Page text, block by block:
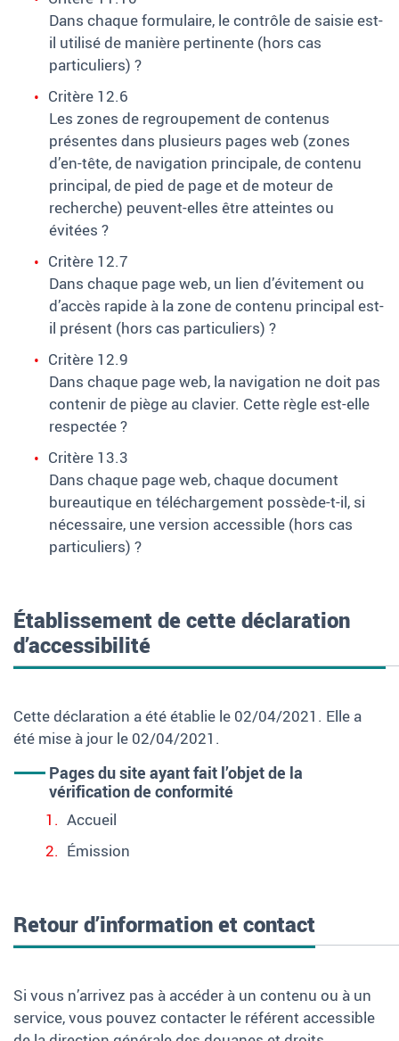
Dans chaque formulaire, le contrôle de saisie est-
il utilisé de manière pertinente (hors cas
particuliers) ?
Critère 12.6
Les zones de regroupement de contenus
présentes dans plusieurs pages web (zones
d’en-tête, de navigation principale, de contenu
principal, de pied de page et de moteur de
recherche) peuvent-elles être atteintes ou
évitées ?
Critère 12.7
Dans chaque page web, un lien d’évitement ou
d’accès rapide à la zone de contenu principal est-
il présent (hors cas particuliers) ?
Critère 12.9
Dans chaque page web, la navigation ne doit pas
contenir de piège au clavier. Cette règle est-elle
respectée?
Critère 13.3
Dans chaque page web, chaque document
bureautique en téléchargement possède-t-il, si
nécessaire, une version accessible (hors cas
particuliers) ?
Établissement de cette déclaration
d’accessibilité
Cette déclaration a été établie le 02/04/2021. Elle a
été mise à jour le 02/04/2021.
Pages du site ayant fait l’objet de la
vérification de conformité
Accueil
Émission
Retour d’information et contact
Si vous n’arrivez pas à accéder à un contenu ou à un
service, vous pouvez contacter le référent accessible